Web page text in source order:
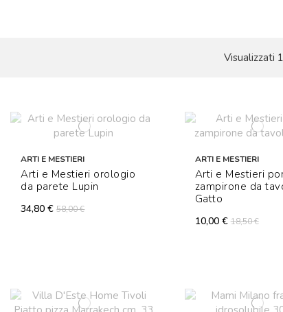
Visualizzati
ARTI E MESTIERI
Arti e Mestieri orologio
da parete Lupin
34,80 €58,00 €
ARTI E MESTIERI
Arti e Mestieri
zampirone da
Gatto
10,00 € 18,50 €